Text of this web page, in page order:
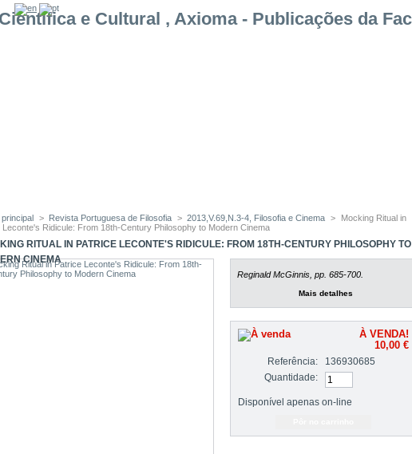
principal > Revista Portuguesa de Filosofia > 2013,V.69,N.3-4, Filosofia e Cinema >
Mocking Ritual in
Leconte's Ridicule: From 18th-Century Philosophy to Modern Cinema
RITUAL IN PATRICE LECONTE'S RIDICULE: FROM 18TH-CENTURY PHILOSOPHY TO
CINEMA
Reginald McGinnis, pp. 685-700.
Mais detalhes
À VENDA!
10,00 €
Referência:
136930685
Quantidade:
Disponível apenas on-line